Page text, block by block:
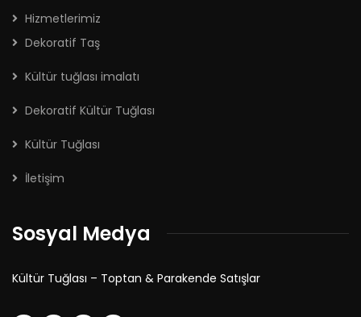
Hizmetlerimiz
Dekoratif Taş
Kültür tuğlası imalatı
Dekoratif Kültür Tuğlası
Kültür Tuğlası
İletişim
Sosyal Medya
Kültür Tuğlası – Toptan & Parakende Satışlar